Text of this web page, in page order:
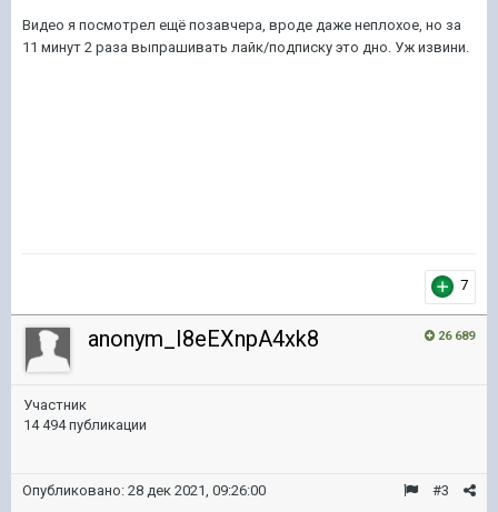
Видео я посмотрел ещё позавчера, вроде даже неплохое, но за
11 минут 2 раза выпрашивать лайк/подписку это дно. Уж извини.
7
26 689
anonym_I8eEXnpA4xk8
Участник
14 494 публикации
#3
Опубликовано: 28 дек 2021, 09:26:00